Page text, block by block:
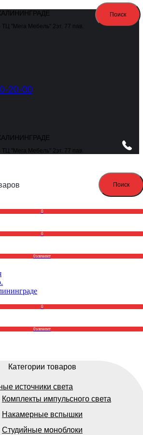
ТЦ "Мега Мебель" 2эт. 77 пав.
20-00
ТЦ "Мега Мебель" 2эт. 77 пав.
Поиск
0
0
0элемент
0
0элемент
Категории товаров
источники света
Комплекты импульсного света
Накамерные вспышки
Студийные моноблоки
Поиск